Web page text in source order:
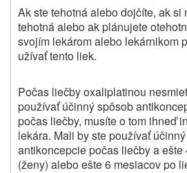
Ak ste tehotná alebo dojčíte, ak si
tehotná alebo ak plánujete
svojím lekárom alebo lekárnikom
užívať tento liek.
Počas liečby oxaliplatinou
používať účinný spôsob
počas liečby, musíte o tom ihneď
lekára. Mali by ste používať
antikoncepcie počas liečby a
(ženy) alebo ešte 6 mesiacov po